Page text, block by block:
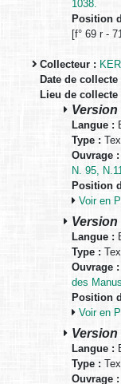
1038.
Position
[f° 69 r -
Collecteur :
Date de collecte
Lieu de collecte
Version
Langue :
Type :
Ouvrage :
N. 95,
Position
Voir en
Version
Langue :
Type :
Ouvrage :
des
Position
Voir en
Version
Langue :
Type :
Ouvrage :